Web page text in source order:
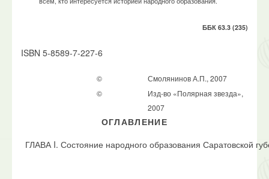
ББК 63.3 (235)
ISBN 5-8589-7-227-6
©
Смолянинов А.П., 2007
©
Изд-во «Полярная звезда»,
2007
ОГЛАВЛЕНИЕ
ГЛАВА I. Состояние народного образования Саратовской